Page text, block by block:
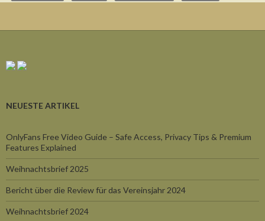
NEUESTE ARTIKEL
OnlyFans Free Video Guide – Safe Access, Privacy Tips & Premium
Features Explained
Weihnachtsbrief 2025
Bericht über die Review für das Vereinsjahr 2024
Weihnachtsbrief 2024